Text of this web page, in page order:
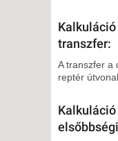
transzfer:
A transzfer a
reptér